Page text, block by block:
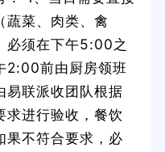
蔬菜、肉类、禽
必须在下午5:00之
2:00前由厨房领班
易联派收团队根据
求进行验收，餐饮
果不符合要求，必